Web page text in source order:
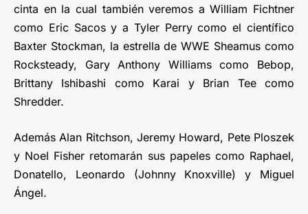
cinta en la cual también veremos a William Fichtner
como Eric Sacos y a Tyler Perry como el científico
Baxter Stockman, la estrella de WWE Sheamus como
Rocksteady, Gary Anthony Williams como Bebop,
Brittany Ishibashi como Karai y Brian Tee como
Shredder.
Además Alan Ritchson, Jeremy Howard, Pete Ploszek
y Noel Fisher retomarán sus papeles como Raphael,
Donatello, Leonardo (Johnny Knoxville) y Miguel
Ángel.